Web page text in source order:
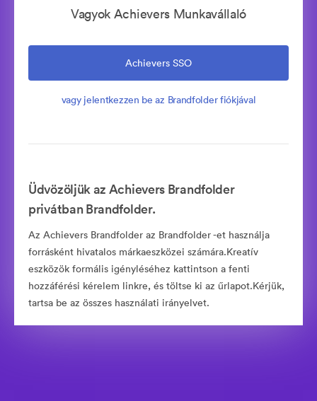
Vagyok Achievers Munkavállaló
Achievers SSO
vagy jelentkezzen be az Brandfolder fiókjával
Üdvözöljük az Achievers Brandfolder
privátban Brandfolder.
Az Achievers Brandfolder az Brandfolder -et használja
forrásként hivatalos márkaeszközei számára.Kreatív
eszközök formális igényléséhez kattintson a fenti
hozzáférési kérelem linkre, és töltse ki az űrlapot.Kérjük,
tartsa be az összes használati irányelvet.